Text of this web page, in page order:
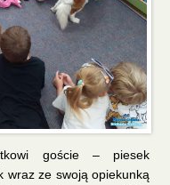
goście – piesek
wraz ze swoją opiekunką